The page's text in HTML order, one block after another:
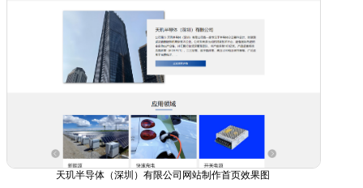
天玑半导体（深圳）有限公司网站制作首页效果图